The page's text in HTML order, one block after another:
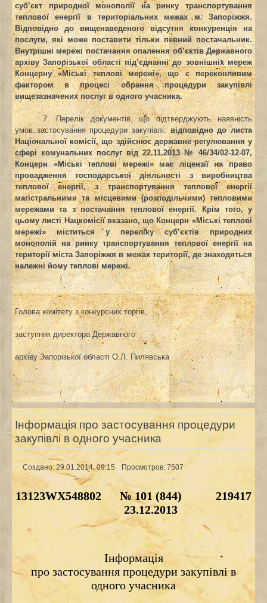
суб’єкт природної монополії на ринку транспортування
теплової енергії в територіальних
межах м. Запоріжжя.
Відповідно до вищенаведеного відсутня конкуренція на
послуги, які може поставити тільки певний постачальник.
Внутрішні мережі постачання опалення об’єктів Державного
архіву Запорізької області під’єднанні до зовнішніх мереж
Концерну «Міські теплові мережі», що є переконливим
фактором в процесі обрання процедури закупівлі
вищезазначених послуг в одного учасника.
7. Перелік документів, що підтверджують наявність
умов застосування процедури закупівлі:відповідно до листа
Національної комісії, що здійснює державне регулювання у
сфері комунальних послуг від 22.11.2013№ 46/34/02-12-07,
Концерн «Міські теплові мережі» має ліцензії на право
провадження господарської діяльності з виробництва
теплової енергії, з транспортування теплової енергії
магістральними та місцевими (розподільчими) тепловими
мережами та з постачання теплової енергії. Крім того, у
цьому листі Нацкомісії вказано, що Концерн «Міські теплові
мережі» міститься у переліку суб’єктів природних
монополій на ринку транспортування теплової енергії на
території міста Запоріжжя в межах території, де знаходяться
належні йому теплові мережі.
Голова комітету з конкурсних торгів,
заступник директора Державного
архіву Запорізької областіО.Л. Пилявська
Інформація про застосування процедури
закупівлі в одного учасника
Создано: 29.01.2014, 09:15 Просмотров: 7507
13123WX548802
№ 101 (844)
23.12.2013
219417
Інформація
про застосування процедури закупівлі в
одного учасника